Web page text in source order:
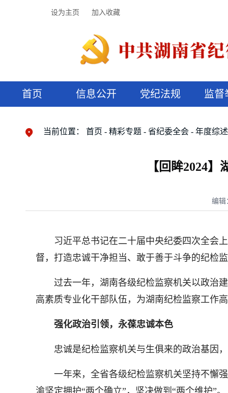
设为主页 加入收藏
首页 信息公开 党纪法规 监督
当前位置： 首页 精彩专题 省纪委全会 年度综述
【回眸2024
编辑
习近平总书记在二十届中央纪委四次全会上
督，打造忠诚干净担当、敢于善于斗争的纪检
过去一年，湖南各级纪检监察机关以政治建
高素质专业化干部队伍，为湖南纪检监察工作
强化政治引领，永葆忠诚本色
忠诚是纪检监察机关与生俱来的政治基因，
一年来，全省各级纪检监察机关坚持不懈强
渝坚定拥护“两个确立”，坚决做到“两个维护”。